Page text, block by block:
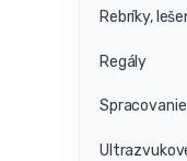
Rebríky,
Regály